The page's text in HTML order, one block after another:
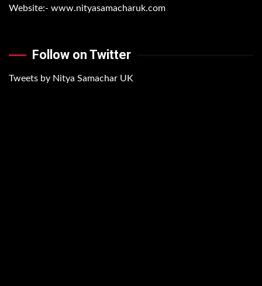
Website:- www.nityasamacharuk.com
Follow on Twitter
Tweets by Nitya Samachar UK